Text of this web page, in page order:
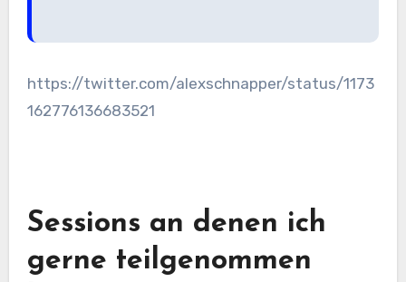
https://twitter.com/alexschnapper/status/1173
162776136683521
Sessions an denen ich
gerne teilgenommen